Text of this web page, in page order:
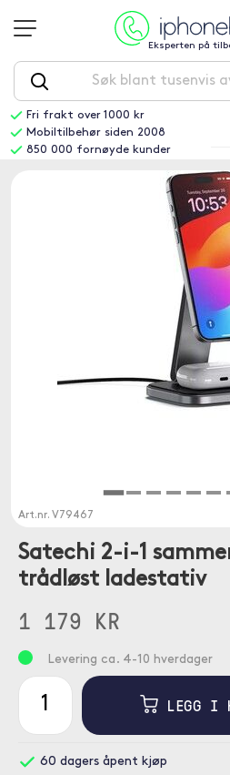
Eksperten på
Fri frakt over 1000 kr
Mobiltilbehør siden 2008
850 000 fornøyde kunder
Art.nr. V79467
Satechi 2-i-1
trådløst ladestativ
1 179 KR
Levering ca. 4-10 hverdager
LEGG I
60 dagers åpent kjøp